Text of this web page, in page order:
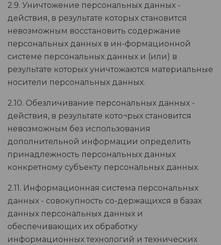
2.9. Уничтожение персональных данных -
действия, в результате которых становится
невозможным восстановить содержание
персональных данных в ин-формационной
системе персональных данных и (или) в
результате которых уничтожаются материальные
носители персональных данных.
2.10. Обезличивание персональных данных -
действия, в результате кото¬рых становится
невозможным без использования
дополнительной информации определить
принадлежность персональных данных
конкретному субъекту персональных данных.
2.11. Информационная система персональных
данных - совокупность со-держащихся в базах
данных персональных данных и
обеспечивающих их обработку
информационных технологий и технических